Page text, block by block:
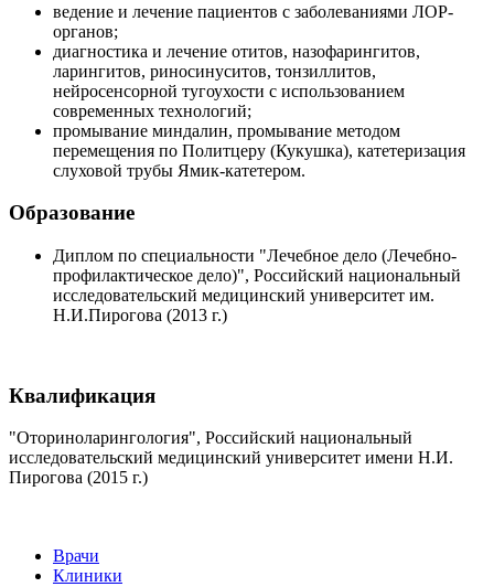
ведение и лечение пациентов с заболеваниями ЛОР-
органов;
диагностика и лечение отитов, назофарингитов,
ларингитов, риносинуситов, тонзиллитов,
нейросенсорной тугоухости с использованием
современных технологий;
промывание миндалин, промывание методом
перемещения по Политцеру (Кукушка), катетеризация
слуховой трубы Ямик-катетером.
Образование
Диплом по специальности "Лечебное дело (Лечебно-
профилактическое дело)", Российский национальный
исследовательский медицинский университет им.
Н.И.Пирогова (2013 г.)
Квалификация
"Оториноларингология", Российский национальный
исследовательский медицинский университет имени Н.И.
Пирогова (2015 г.)
Врачи
Клиники